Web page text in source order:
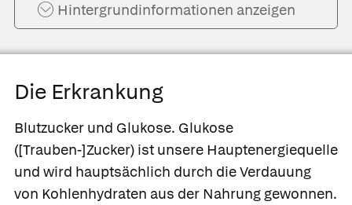
Hintergrund­informationen anzeigen
Die Erkrankung
Blutzucker und Glukose. Glukose
([Trauben-]Zucker) ist unsere Hauptenergiequelle
und wird hauptsächlich durch die Verdauung
von Kohlenhydraten aus der Nahrung gewonnen.